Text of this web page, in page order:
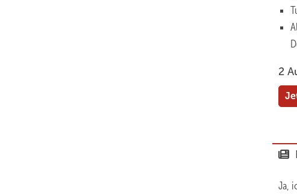
2
Ja,